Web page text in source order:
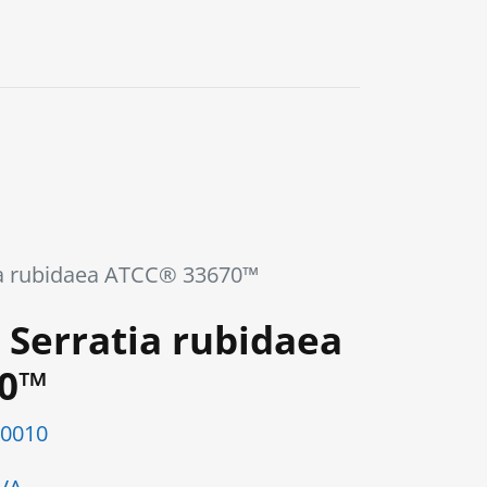
rubidaea ATCC® 33670™
Serratia rubidaea